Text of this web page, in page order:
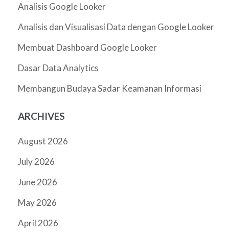
Analisis Google Looker
Analisis dan Visualisasi Data dengan Google Looker
Membuat Dashboard Google Looker
Dasar Data Analytics
Membangun Budaya Sadar Keamanan Informasi
ARCHIVES
August 2026
July 2026
June 2026
May 2026
April 2026